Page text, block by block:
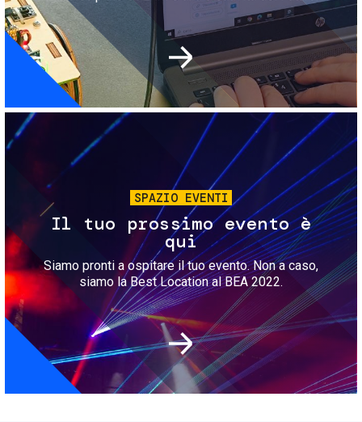
Immagine
SPAZIO EVENTI
Il tuo prossimo evento è
qui
Siamo pronti a ospitare il tuo evento. Non a caso,
siamo la Best Location al BEA 2022.